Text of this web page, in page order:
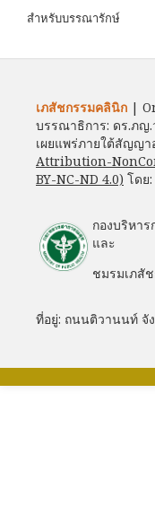
สำหรับบรรณารักษ์
เภสัชกรรมคลินิก |
บรรณาธิการ: ดร.ภ
เผยแพร่ภายใต้สัญญ
Attribution-
BY-NC-ND 4.0) โดย:
กองบริหา
และ
ชมรมเภสั
ที่อยู่: ถนนติวานนท์ จั